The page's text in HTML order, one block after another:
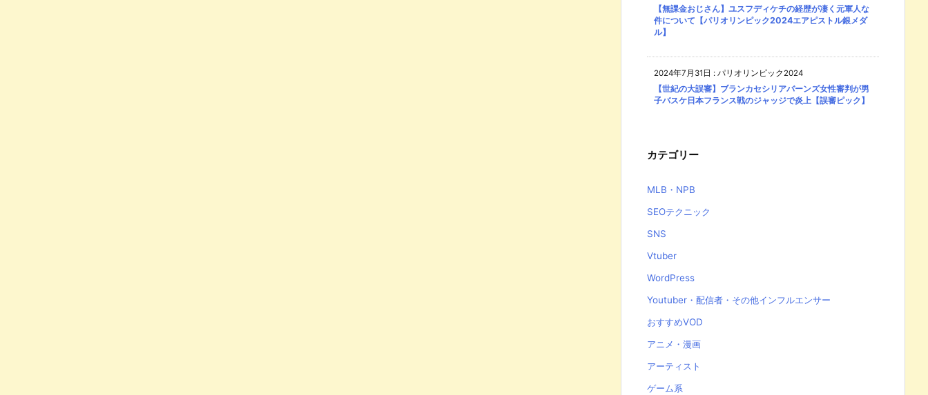
【無課金おじさん】ユスフディケチの経歴が凄く元軍人な
件について【パリオリンピック2024エアピストル銀メダ
ル】
2024年7月31日 : パリオリンピック2024
【世紀の大誤審】ブランカセシリアバーンズ女性審判が男
子バスケ日本フランス戦のジャッジで炎上【誤審ピック】
カテゴリー
MLB・NPB
SEOテクニック
SNS
Vtuber
WordPress
Youtuber・配信者・その他インフルエンサー
おすすめVOD
アニメ・漫画
アーティスト
ゲーム系